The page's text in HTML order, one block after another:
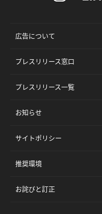
広告について
プレスリリース窓口
プレスリリース一覧
お知らせ
サイトポリシー
推奨環境
お詫びと訂正